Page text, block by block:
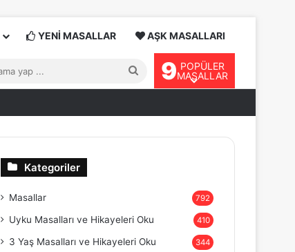
YENİ MASALLAR AŞK MASALLARI
Arama
...
9 POPÜLER
MASALLAR
Kategoriler
Masallar 792
Uyku Masalları ve Hikayeleri Oku 410
3 Yaş Masalları ve Hikayeleri Oku 344